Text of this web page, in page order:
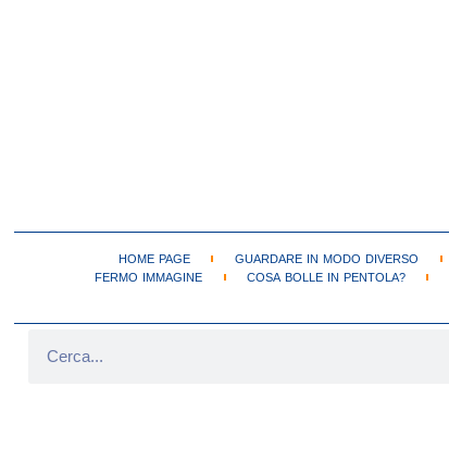
HOME PAGE GUARDARE IN MODO DIVERSO
FERMO IMMAGINE
COSA BOLLE IN PENTOLA?